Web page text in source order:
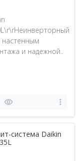
настенным
и надежной..
система Daikin